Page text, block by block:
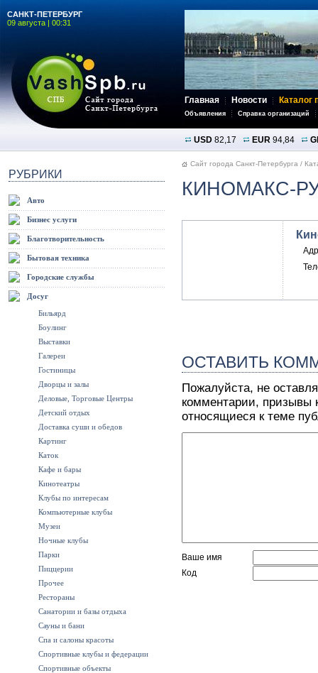
САНКТ-ПЕТЕРБУРГ
09 августа | 00:31
Главная Новости Каталог
Объявления Справка организаций
USD 82,17 EUR 94,84
РУБРИКИ
Авто
Бизнес услуги
Благотворительность
Бытовая техника
Городские службы
Досуг
Бильярд
Боулинг
Выставки
Галереи
Гостиницы
Дворцы и залы
Деловые, Торговые Центры
Детский отдых
Доставка суши и обедов
Картинг
Каток
Кафе и бары
Кинотеатры
Клубы по интересам
Компьютерные клубы
Музеи
Ночные клубы
Парки
Пиццерии
Прочее
Рестораны
Санатории и базы отдыха
Сауны и бани
Спа и салоны красоты
Спортивные клубы и федерации
Спортивные объекты
Сайт города Санкт-Петербурга /
КИНОМАКС-
ОСТАВИТЬ
Пожалуйста, не
комментарии, призывы
относящиеся к теме
Ваше имя
Код